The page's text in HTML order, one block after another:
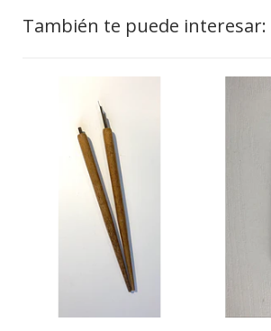
También te puede interesar: